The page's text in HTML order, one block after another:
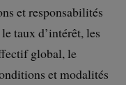
et responsabilités
taux d’intérêt, les
global, le
et modalités